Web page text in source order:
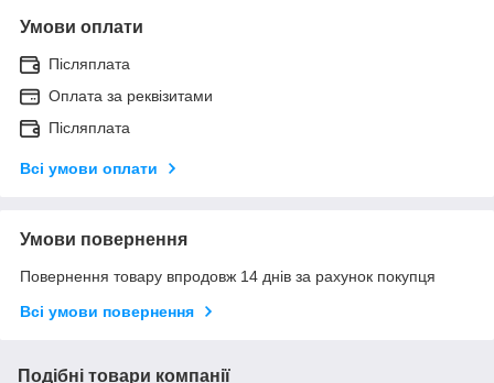
Умови оплати
Післяплата
Оплата за реквізитами
Післяплата
Всі умови оплати
Умови повернення
Повернення товару впродовж 14 днів за рахунок покупця
Всі умови повернення
Подібні товари компанії